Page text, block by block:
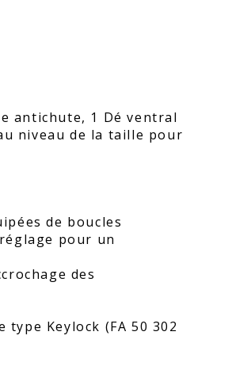
antichute, 1 Dé ventral
niveau de la taille pour
de boucles
pour un
des
Keylock (FA 50 302